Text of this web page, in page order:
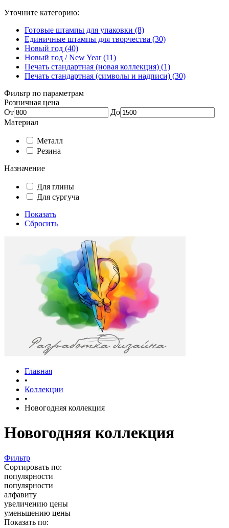
Уточните категорию:
Готовые штампы для упаковки (8)
Единичные штампы для творчества (30)
Новый год (40)
Новый год / New Year (11)
Печать стандартная (новая коллекция) (1)
Печать стандартная (символы и надписи) (30)
Фильтр по параметрам
Розничная цена
От
До
Материал
Металл
Резина
Назначение
Для глины
Для сургуча
Показать
Сбросить
Главная
•
Коллекции
•
Новогодняя коллекция
Новогодняя коллекция
Фильтр
Сортировать по:
популярности
популярности
алфавиту
увеличению цены
уменьшению цены
Показать по: